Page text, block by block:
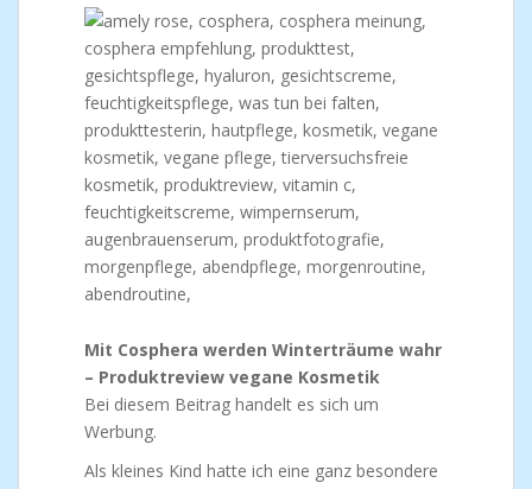
Mit Cosphera werden Winterträume wahr
– Produktreview vegane Kosmetik
Bei diesem Beitrag handelt es sich um
Werbung.
Als kleines Kind hatte ich eine ganz besondere